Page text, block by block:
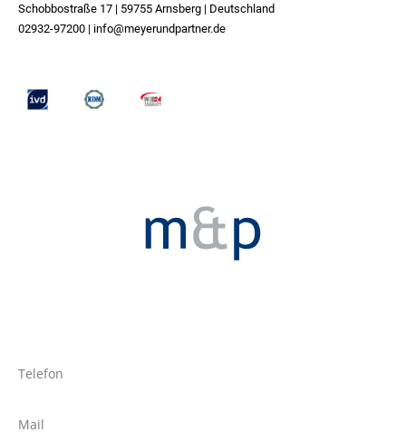
Schobbostraße 17 | 59755 Arnsberg | Deutschland
02932-97200 | info@meyerundpartner.de
Telefon
Mail